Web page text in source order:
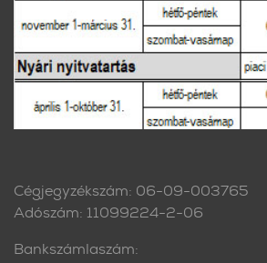
Cégjegyzékszám: 06-09-003765
Adószám: 11099224-2-06
Bankszámlaszám: